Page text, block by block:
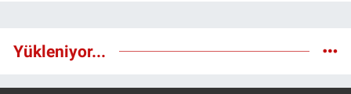
Yükleniyor...